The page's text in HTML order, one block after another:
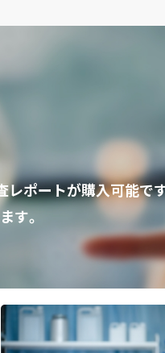
レポートが購入可能で
す。